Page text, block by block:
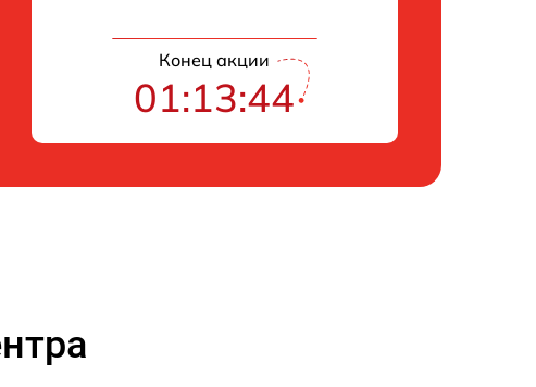
Конец акции
01:13:43